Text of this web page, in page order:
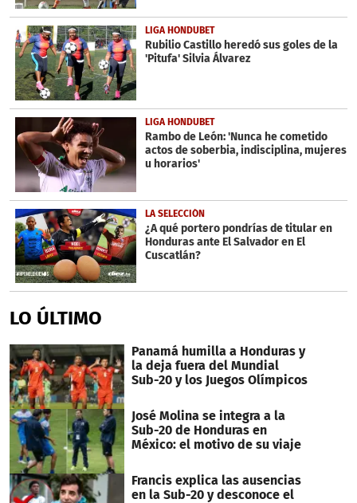
LIGA HONDUBET
Rubilio Castillo heredó sus goles de la
'Pitufa' Silvia Álvarez
LIGA HONDUBET
Rambo de León: 'Nunca he cometido
actos de soberbia, indisciplina, mujeres
u horarios'
LA SELECCIÓN
¿A qué portero pondrías de titular en
Honduras ante El Salvador en El
Cuscatlán?
LO ÚLTIMO
Panamá humilla a Honduras y
la deja fuera del Mundial
Sub-20 y los Juegos Olímpicos
José Molina se integra a la
Sub-20 de Honduras en
México: el motivo de su viaje
Francis explica las ausencias
en la Sub-20 y desconoce el